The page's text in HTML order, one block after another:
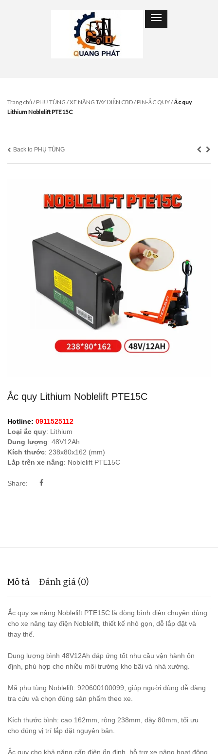
Trang chủ/PHỤ TÙNG /XE NÂNG TAY ĐIỆN CBD/PIN-ẮC QUY/Ắc quy
Lithium Noblelift PTE15C
Back to PHỤ TÙNG
Ắc quy Lithium Noblelift PTE15C
Hotline: 0911525112
Loại ắc quy: Lithium
Dung lượng: 48V12Ah
Kích thước: 238x80x162 (mm)
Lắp trên xe nâng: Noblelift PTE15C
Share:
Mô tả Đánh giá (0)
Ắc quy xe nâng Noblelift PTE15C là dòng bình điện chuyên dùng
cho xe nâng tay điện Noblelift, thiết kế nhỏ gọn, dễ lắp đặt và
thay thế.
Dung lượng bình 48V12Ah đáp ứng tốt nhu cầu vận hành ổn
định, phù hợp cho nhiều môi trường kho bãi và nhà xưởng.
Mã phụ tùng Noblelift: 920600100099, giúp người dùng dễ dàng
tra cứu và chọn đúng sản phẩm theo xe.
Kích thước bình: cao 162mm, rộng 238mm, dày 80mm, tối ưu
cho đúng vị trí lắp đặt nguyên bản.
Ắc quy cho khả năng cấp điện ổn định, hỗ trợ xe nâng hoạt động